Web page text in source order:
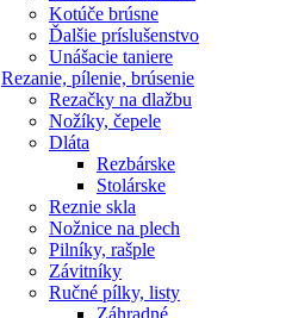
Kotúče brúsne
Ďalšie príslušenstvo
Unášacie taniere
Rezanie, pílenie, brúsenie
Rezačky na dlažbu
Nožíky, čepele
Dláta
Rezbárske
Stolárske
Reznie skla
Nožnice na plech
Pilníky, rašple
Závitníky
Ručné pílky, listy
Záhradné